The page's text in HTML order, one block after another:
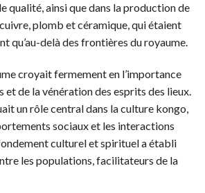
qualité, ainsi que dans la production de
plomb et céramique, qui étaient
qu’au-delà des frontières du royaume.
croyait fermement en l’importance
et de la vénération des esprits des lieux.
un rôle central dans la culture kongo,
sociaux et les interactions
culturel et spirituel a établi
les populations, facilitateurs de la